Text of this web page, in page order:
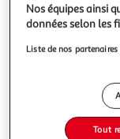
470g
Nos équipes ainsi
données selon les
Liste de nos
Tout